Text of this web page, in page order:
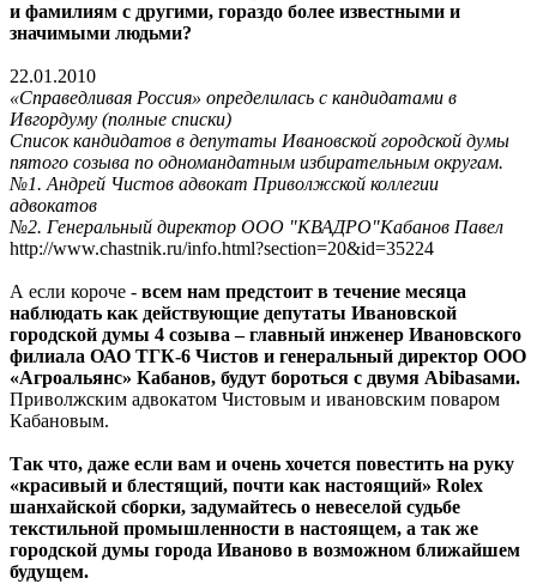
и фамилиям с другими, гораздо более известными и
значимыми людьми?
22.01.2010
«Справедливая Россия» определилась с кандидатами в
Ивгордуму (полные списки)
Список кандидатов в депутаты Ивановской городской думы
пятого созыва по одномандатным избирательным округам.
№1. Андрей Чистов адвокат Приволжской коллегии
адвокатов
№2. Генеральный директор ООО "КВАДРО"Кабанов Павел
http://www.chastnik.ru/info.html?section=20&id=35224
А если короче - всем нам предстоит в течение месяца
наблюдать как действующие депутаты Ивановской
городской думы 4 созыва – главный инженер Ивановского
филиала ОАО ТГК-6 Чистов и генеральный директор ООО
«Агроальянс» Кабанов, будут бороться с двумя Abibasами.
Приволжским адвокатом Чистовым и ивановским поваром
Кабановым.
Так что, даже если вам и очень хочется повестить на руку
«красивый и блестящий, почти как настоящий» Rolex
шанхайской сборки, задумайтесь о невеселой судьбе
текстильной промышленности в настоящем, а так же
городской думы города Иваново в возможном ближайшем
будущем.